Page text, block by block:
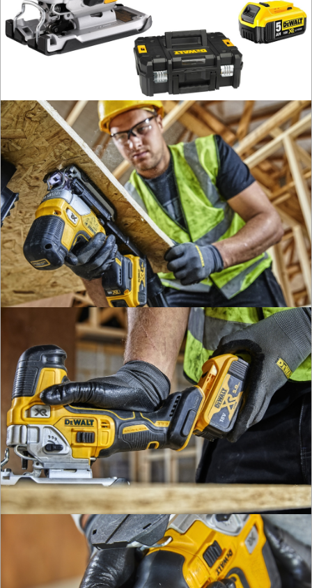
HYDRAULICZNE
NARZĘDZIA
INSTALACYJNE,
PNEUMATYCZNE
AKCESORIA
KOMPRESORY
NARZĘDZIA
SPAWALNICTWO
URZĄDZENIA
ROZRUCHOWE
PROSTOWNIKI
I
OSPRZĘT
AGREGATY
PRĄDOWE
ODZIEŻ
ROBOCZA
I
BHP
SPRZĘT
OGRODNICZE
NARZĘDZIA